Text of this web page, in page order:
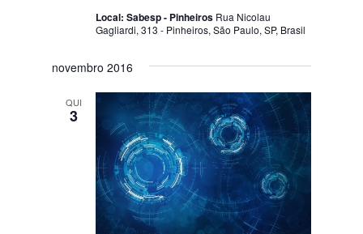
Local: Sabesp - Pinheiros Rua Nicolau
Gagliardi, 313 - Pinheiros, São Paulo, SP, Brasil
novembro 2016
QUI
3